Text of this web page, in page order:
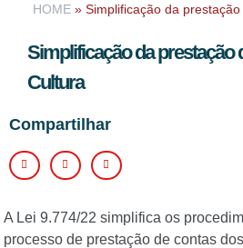
HOME » Simplificação da
Simplificação da prestação
Cultura
Compartilhar
A Lei 9.774/22 simplifica os
processo de prestação de contas